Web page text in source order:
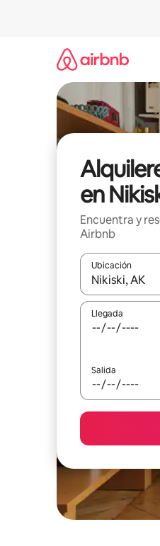
en
Encuentra y
Airbnb
Ubicación
Cuando los
Llegada
Salida